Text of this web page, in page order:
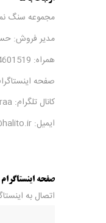
مجموعه سنگ
مدیر فروش:
همراه:
صفحه
کانال تلگرام:
ایمیل: info@halito.ir
صفحه اینستاگرام
اتصال به